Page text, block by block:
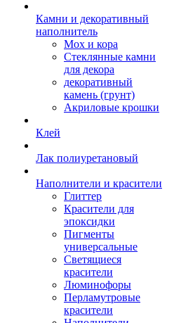
Камни и декоративный
наполнитель
Мох и кора
Стеклянные камни
для декора
декоративный
камень (грунт)
Акриловые крошки
Клей
Лак полиуретановый
Наполнители и красители
Глиттер
Красители для
эпоксидки
Пигменты
универсальные
Светящиеся
красители
Люминофоры
Перламутровые
красители